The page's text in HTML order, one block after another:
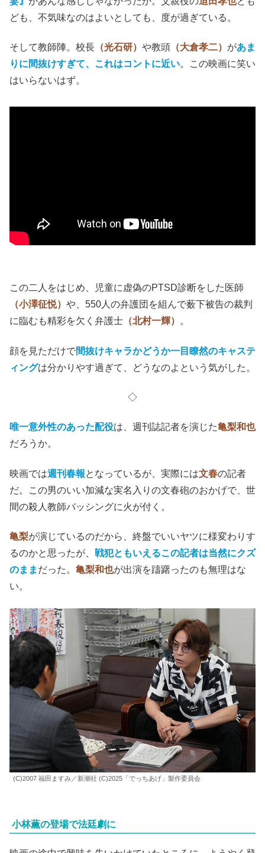
ども、不気味なのはよいとしても、度が過ぎている。
そして教師陣。校長 （光石研） や教頭 （大倉孝二） があま
りに間抜けすぎて、これはコントに近い。この映画に笑い
はいらないはず。
この二人をはじめ、児童に虚偽のPTSD診断をした医師
（小澤征悦） や、550人の弁護団を組んで薮下被告の裁判
に臨むも精彩を欠く弁護士 （北村一輝） 。
顔を見ただけで間抜けキャラかどうか一目瞭然のキャステ
ィングは分かりやす過ぎて、どうなのよという気がした。
◇
唯一意外性のあった配役は、週刊誌記者を演じた亀梨和也
だろうか。
映画では週刊春報となっているが、実際には文春の記者
だ。この男のいい加減な実名入りの文春砲のおかげで、世
間の殺人教師バッシングに火が付く。
亀梨が演じているのだから、終盤でいいヤツに様変わりす
るのかと思ったが、 戦犯ともいえるこの記者は当然にクズ
のまま だった。 亀梨和也が出演を躊躇ったのも無理はな
い。
(C)2007 福田ますみ／新潮社 (C)2025「でっちあげ」製作委員会
小林薫の登場で法廷劇に